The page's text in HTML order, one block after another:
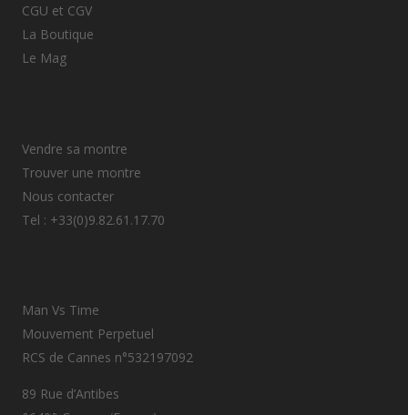
CGU et CGV
La Boutique
Le Mag
Vendre sa montre
Trouver une montre
Nous contacter
Tel : +33(0)9.82.61.17.70
Man Vs Time
Mouvement Perpetuel
RCS de Cannes n°532197092
89 Rue d’Antibes